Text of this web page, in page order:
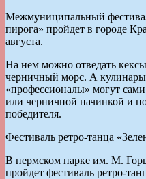
Межмуниципальный
пирога» пройдет в городе
августа.
На нем можно отведать
черничный морс. А
«профессионалы» могут
или черничной начинкой и
победителя.
Фестиваль ретро-танца
В пермском парке им. М.
пройдет фестиваль ретро-